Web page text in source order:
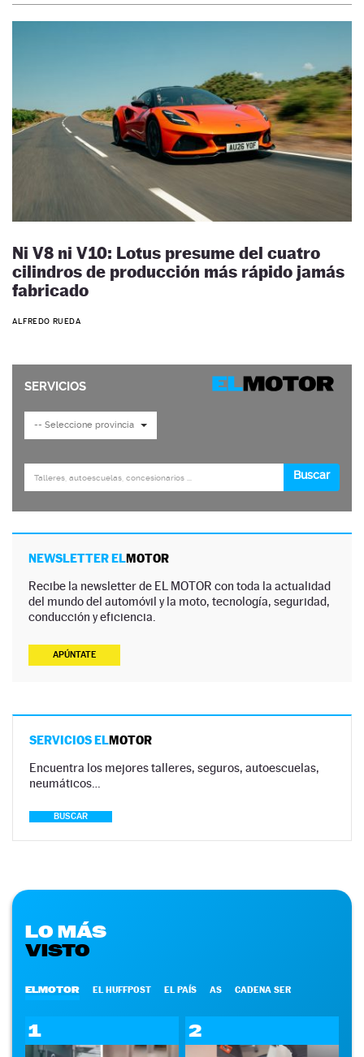
Ni V8 ni V10: Lotus presume del cuatro
cilindros de producción más rápido jamás
fabricado
ALFREDO RUEDA
NEWSLETTER ELMOTOR
Recibe la newsletter de EL MOTOR con toda la actualidad
del mundo del automóvil y la moto, tecnología, seguridad,
conducción y eficiencia.
APÚNTATE
SERVICIOS ELMOTOR
Encuentra los mejores talleres, seguros, autoescuelas,
neumáticos…
BUSCAR
LO MÁS
VISTO
ELMOTOR EL HUFFPOST EL PAÍS AS CADENA SER
1 2